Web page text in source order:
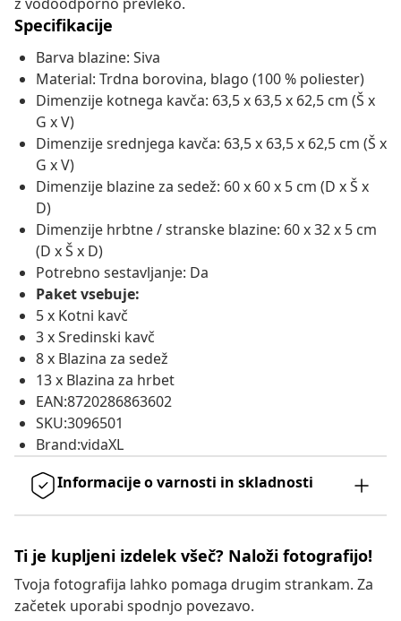
Specifikacije
Barva blazine: Siva
Material: Trdna borovina, blago (100 % poliester)
Dimenzije kotnega kavča: 63,5 x 63,5 x 62,5 cm (Š x
G x V)
Dimenzije srednjega kavča: 63,5 x 63,5 x 62,5 cm (Š x
G x V)
Dimenzije blazine za sedež: 60 x 60 x 5 cm (D x Š x
D)
Dimenzije hrbtne / stranske blazine: 60 x 32 x 5 cm
(D x Š x D)
Potrebno sestavljanje: Da
Paket vsebuje:
5 x Kotni kavč
3 x Sredinski kavč
8 x Blazina za sedež
13 x Blazina za hrbet
EAN:8720286863602
SKU:3096501
Brand:vidaXL
Informacije o varnosti in skladnosti
Ti je kupljeni izdelek všeč? Naloži fotografijo!
Tvoja fotografija lahko pomaga drugim strankam. Za
začetek uporabi spodnjo povezavo.